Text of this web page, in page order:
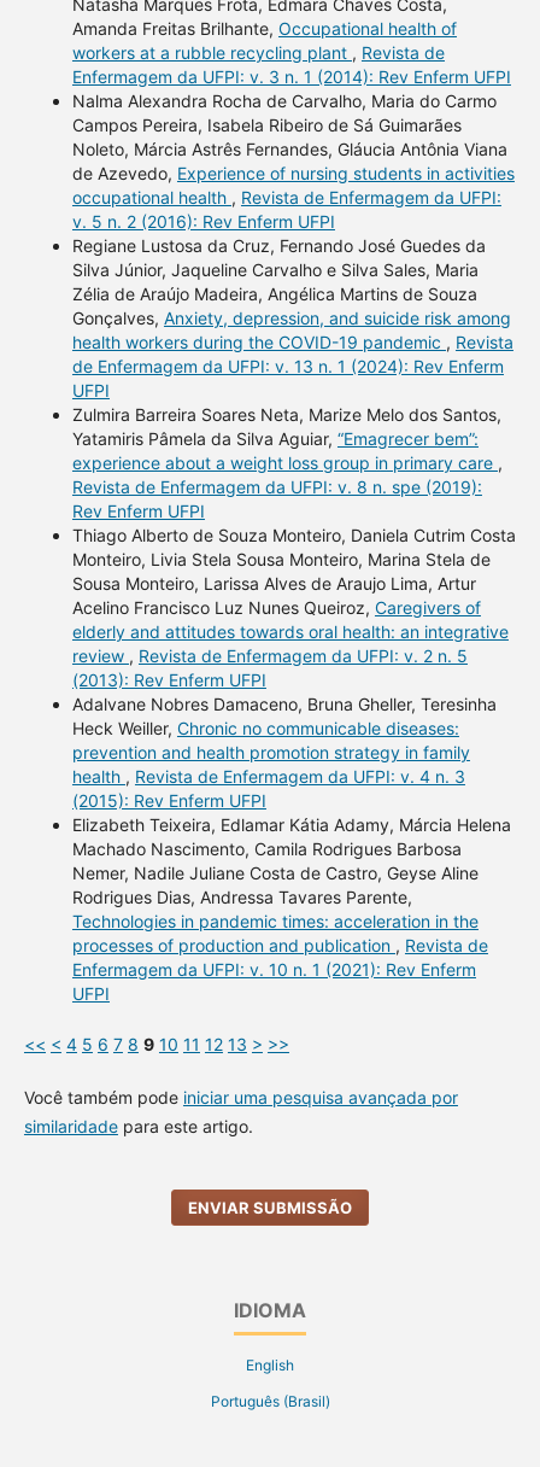
Natasha Marques Frota, Edmara Chaves Costa,
Amanda Freitas Brilhante, Occupational health of
workers at a rubble recycling plant , Revista de
Enfermagem da UFPI: v. 3 n. 1 (2014): Rev Enferm UFPI
Nalma Alexandra Rocha de Carvalho, Maria do Carmo
Campos Pereira, Isabela Ribeiro de Sá Guimarães
Noleto, Márcia Astrês Fernandes, Gláucia Antônia Viana
de Azevedo, Experience of nursing students in activities
occupational health , Revista de Enfermagem da UFPI:
v. 5 n. 2 (2016): Rev Enferm UFPI
Regiane Lustosa da Cruz, Fernando José Guedes da
Silva Júnior, Jaqueline Carvalho e Silva Sales, Maria
Zélia de Araújo Madeira, Angélica Martins de Souza
Gonçalves, Anxiety, depression, and suicide risk among
health workers during the COVID-19 pandemic , Revista
de Enfermagem da UFPI: v. 13 n. 1 (2024): Rev Enferm
UFPI
Zulmira Barreira Soares Neta, Marize Melo dos Santos,
Yatamiris Pâmela da Silva Aguiar, “Emagrecer bem”:
experience about a weight loss group in primary care ,
Revista de Enfermagem da UFPI: v. 8 n. spe (2019):
Rev Enferm UFPI
Thiago Alberto de Souza Monteiro, Daniela Cutrim Costa
Monteiro, Livia Stela Sousa Monteiro, Marina Stela de
Sousa Monteiro, Larissa Alves de Araujo Lima, Artur
Acelino Francisco Luz Nunes Queiroz, Caregivers of
elderly and attitudes towards oral health: an integrative
review , Revista de Enfermagem da UFPI: v. 2 n. 5
(2013): Rev Enferm UFPI
Adalvane Nobres Damaceno, Bruna Gheller, Teresinha
Heck Weiller, Chronic no communicable diseases:
prevention and health promotion strategy in family
health , Revista de Enfermagem da UFPI: v. 4 n. 3
(2015): Rev Enferm UFPI
Elizabeth Teixeira, Edlamar Kátia Adamy, Márcia Helena
Machado Nascimento, Camila Rodrigues Barbosa
Nemer, Nadile Juliane Costa de Castro, Geyse Aline
Rodrigues Dias, Andressa Tavares Parente,
Technologies in pandemic times: acceleration in the
processes of production and publication , Revista de
Enfermagem da UFPI: v. 10 n. 1 (2021): Rev Enferm
UFPI
<< < 4 5 6 7 8 9 10 11 12 13 > >>
Você também pode iniciar uma pesquisa avançada por
similaridadepara este artigo.
ENVIAR SUBMISSÃO
IDIOMA
English
Português (Brasil)